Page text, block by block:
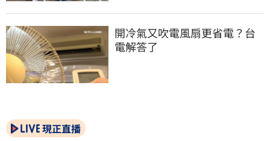
開冷氣又吹電風扇更省電？台
電解答了
現正直播